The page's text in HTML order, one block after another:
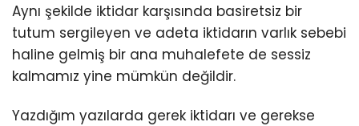
Aynı şekilde iktidar karşısında basiretsiz bir
tutum sergileyen ve adeta iktidarın varlık sebebi
haline gelmiş bir ana muhalefete de sessiz
kalmamız yine mümkün değildir.
Yazdığım yazılarda gerek iktidarı ve gerekse